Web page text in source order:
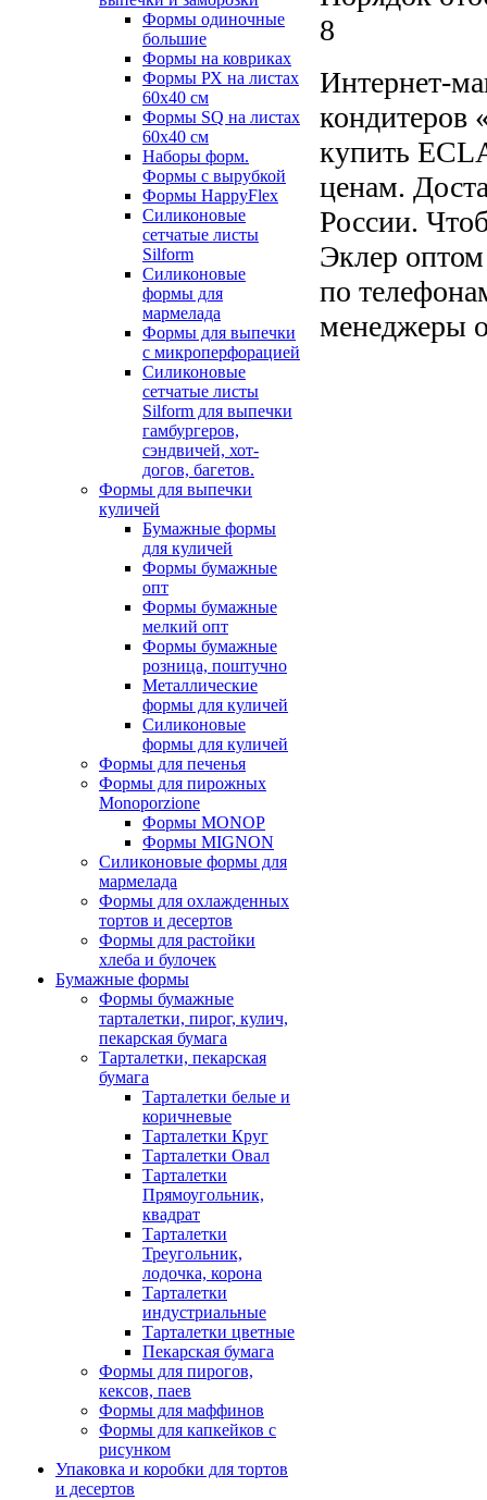
Формы одиночные
большие
Формы на ковриках
Формы РХ на листах
60х40 см
Формы SQ на листах
60х40 см
Наборы форм.
Формы с вырубкой
Формы HappyFlex
Силиконовые
сетчатые листы
Silform
Силиконовые
формы для
мармелада
Формы для выпечки
с микроперфорацией
Силиконовые
сетчатые листы
Silform для выпечки
гамбургеров,
сэндвичей, хот-
догов, багетов.
Формы для выпечки
куличей
Бумажные формы
для куличей
Формы бумажные
опт
Формы бумажные
мелкий опт
Формы бумажные
розница, поштучно
Металлические
формы для куличей
Силиконовые
формы для куличей
Формы для печенья
Формы для пирожных
Monoporzione
Формы MONOP
Формы MIGNON
Силиконовые формы для
мармелада
Формы для oхлажденных
тортов и десертов
Формы для растойки
хлеба и булочек
Бумажные формы
Формы бумажные
тарталетки, пирог, кулич,
пекарская бумага
Тарталетки, пекарская
бумага
Тарталетки белые и
коричневые
Тарталетки Круг
Тарталетки Овал
Тарталетки
Прямоугольник,
квадрат
Тарталетки
Треугольник,
лодочка, корона
Тарталетки
индустриальные
Тарталетки цветные
Пекарская бумага
Формы для пирогов,
кексов, паев
Формы для маффинов
Формы для капкейков с
рисунком
Упаковка и коробки для тортов
и десертов
8
Интернет-
кондитеров
купить
ценам.
России.
Эклер
по
менеджеры